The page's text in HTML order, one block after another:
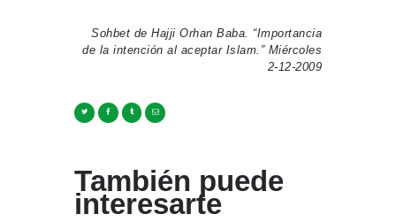
Sohbet de Hajji Orhan Baba. “Importancia
de la intención al aceptar Islam.” Miércoles
2-12-2009
También puede
interesarte